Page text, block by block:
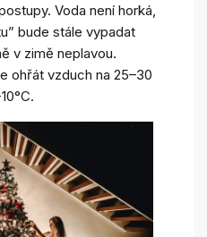
Voda není horká,
bude stále vypadat
v zimě neplavou.
ohřát vzduch na 25–30